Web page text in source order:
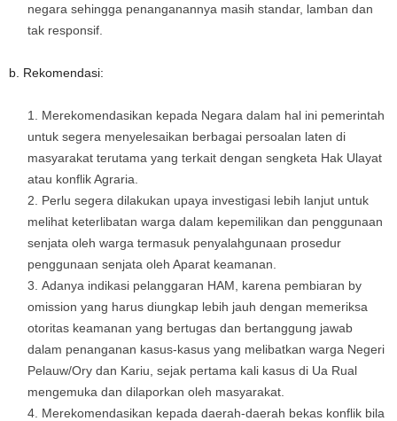
negara sehingga penanganannya masih standar, lamban dan
tak responsif.
b. Rekomendasi:
Merekomendasikan kepada Negara dalam hal ini pemerintah
untuk segera menyelesaikan berbagai persoalan laten di
masyarakat terutama yang terkait dengan sengketa Hak Ulayat
atau konflik Agraria.
Perlu segera dilakukan upaya investigasi lebih lanjut untuk
melihat keterlibatan warga dalam kepemilikan dan penggunaan
senjata oleh warga termasuk penyalahgunaan prosedur
penggunaan senjata oleh Aparat keamanan.
Adanya indikasi pelanggaran HAM, karena pembiaran by
omission yang harus diungkap lebih jauh dengan memeriksa
otoritas keamanan yang bertugas dan bertanggung jawab
dalam penanganan kasus-kasus yang melibatkan warga Negeri
Pelauw/Ory dan Kariu, sejak pertama kali kasus di Ua Rual
mengemuka dan dilaporkan oleh masyarakat.
Merekomendasikan kepada daerah-daerah bekas konflik bila